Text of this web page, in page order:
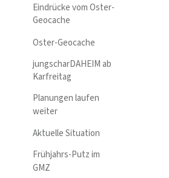
Eindrücke vom Oster-
Geocache
Oster-Geocache
jungscharDAHEIM ab
Karfreitag
Planungen laufen
weiter
Aktuelle Situation
Frühjahrs-Putz im
GMZ